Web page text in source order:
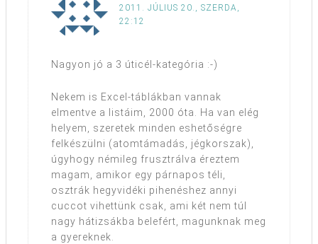
2011. JÚLIUS 20., SZERDA,
22:12
Nagyon jó a 3 úticél-kategória :-)
Nekem is Excel-táblákban vannak
elmentve a listáim, 2000 óta. Ha van elég
helyem, szeretek minden eshetőségre
felkészülni (atomtámadás, jégkorszak),
úgyhogy némileg frusztrálva éreztem
magam, amikor egy párnapos téli,
osztrák hegyvidéki pihenéshez annyi
cuccot vihettünk csak, ami két nem túl
nagy hátizsákba belefért, magunknak meg
a gyereknek.